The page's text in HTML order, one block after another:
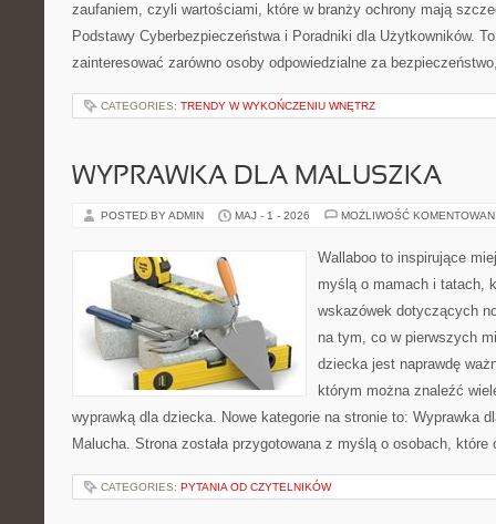
zaufaniem, czyli wartościami, które w branży ochrony mają
Podstawy Cyberbezpieczeństwa i Poradniki dla Użytkowników.
zainteresować zarówno osoby odpowiedzialne za
CATEGORIES: TRENDY W WYKOŃCZENIU WNĘTRZ
WYPRAWKA DLA MALUSZKA
POSTED BY ADMIN MAJ - 1 - 2026 MOŻLIWOŚĆ
Wallaboo to inspirujące
myślą o mamach i tatach,
wskazówek dotyczących
na tym, co w pierwszych
dziecka jest naprawdę
którym można znaleźć
wyprawką dla dziecka. Nowe kategorie na stronie to: Wyprawka
Malucha. Strona została przygotowana z myślą o osobach,
CATEGORIES: PYTANIA OD CZYTELNIKÓW